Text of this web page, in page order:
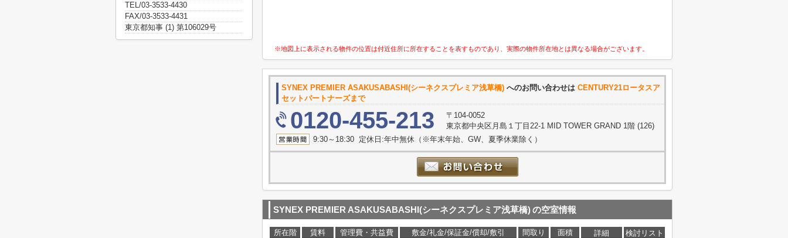
※地図上に表示される物件の位置は付近住所に所在することを表すものであり、実際の物件所在地とは異なる場合がございます。
SYNEX PREMIER ASAKUSABASHI(シーネクスプレミア浅草橋) へのお問い合わせは CENTURY21ロータスア
セットパートナーズまで
0120-455-213
〒104-0052
東京都中央区月島１丁目22-1 MID TOWER GRAND 1階 (126)
9:30～18:30 定休日:年中無休（※年末年始、GW、夏季休業除く）
SYNEX PREMIER ASAKUSABASHI(シーネクスプレミア浅草橋)の空室情報
所在階 賃料 管理費・共益費 敷金/礼金/保証金/償却/敷引 間取り 面積 詳細
検討リスト
TEL/03-3533-4430
FAX/03-3533-4431
東京都知事 (1) 第106029号